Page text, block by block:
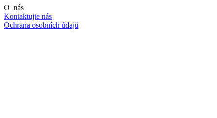
O nás
Kontaktujte nás
Ochrana osobních údajů